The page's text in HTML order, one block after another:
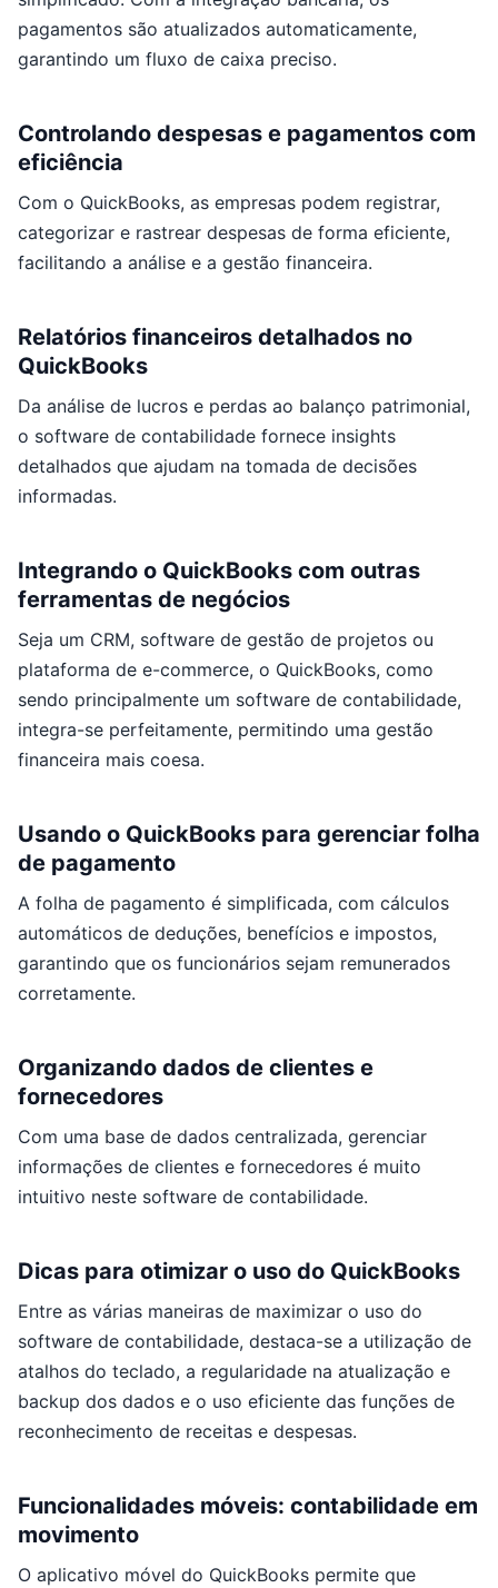
pagamentos são atualizados automaticamente,
garantindo um fluxo de caixa preciso.
Controlando despesas e pagamentos com
eficiência
Com o QuickBooks, as empresas podem registrar,
categorizar e rastrear despesas de forma eficiente,
facilitando a análise e a gestão financeira.
Relatórios financeiros detalhados no
QuickBooks
Da análise de lucros e perdas ao balanço patrimonial,
o software de contabilidade fornece insights
detalhados que ajudam na tomada de decisões
informadas.
Integrando o QuickBooks com outras
ferramentas de negócios
Seja um CRM, software de gestão de projetos ou
plataforma de e-commerce, o QuickBooks, como
sendo principalmente um software de contabilidade,
integra-se perfeitamente, permitindo uma gestão
financeira mais coesa.
Usando o QuickBooks para gerenciar folha
de pagamento
A folha de pagamento é simplificada, com cálculos
automáticos de deduções, benefícios e impostos,
garantindo que os funcionários sejam remunerados
corretamente.
Organizando dados de clientes e
fornecedores
Com uma base de dados centralizada, gerenciar
informações de clientes e fornecedores é muito
intuitivo neste software de contabilidade.
Dicas para otimizar o uso do QuickBooks
Entre as várias maneiras de maximizar o uso do
software de contabilidade, destaca-se a utilização de
atalhos do teclado, a regularidade na atualização e
backup dos dados e o uso eficiente das funções de
reconhecimento de receitas e despesas.
Funcionalidades móveis: contabilidade em
movimento
O aplicativo móvel do QuickBooks permite que